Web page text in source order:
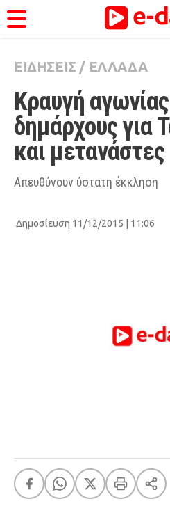
ΚΑΤΗΓΟΡΊΕΣ
Ειδήσεις
Θέματα
Videos
Podcasts
Life
A-List LGBTQI+
ΕΙΔΗΣΕΙΣ / ΕΛΛΑΔΑ
Κραυγή
δημάρχους για
και μετανάστες
Απευθύνουν ύστατη έκκληση
Δημοσίευση 11/12/2015 | 11:06